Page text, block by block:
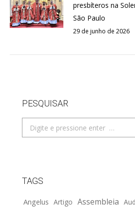
presbíteros na
São Paulo
29 de junho de 2026
PESQUISAR
Search:
TAGS
Angelus Artigo Assembleia